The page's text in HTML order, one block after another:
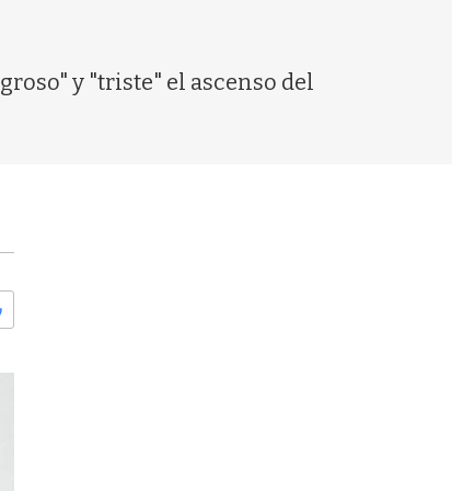
y "triste" el ascenso del